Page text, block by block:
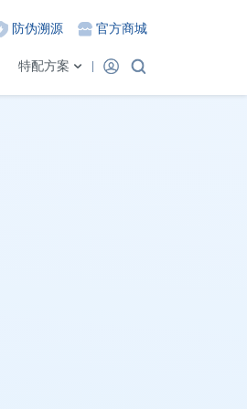
特配方案
防伪溯源 官方商城